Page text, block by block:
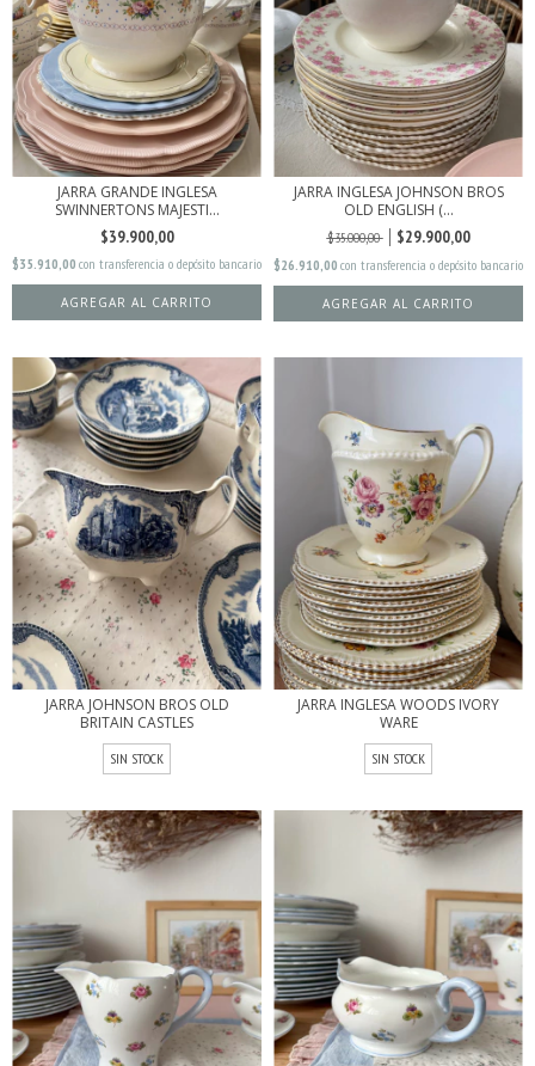
JARRA GRANDE INGLESA
SWINNERTONS MAJESTI...
$39.900,00
$35.910,00 con transferencia o depósito bancario
JARRA INGLESA JOHNSON BROS
OLD ENGLISH (...
$35.000,00 $29.900,00
$26.910,00 con transferencia o depósito bancario
JARRA JOHNSON BROS OLD
BRITAIN CASTLES
SIN STOCK
JARRA INGLESA WOODS IVORY
WARE
SIN STOCK